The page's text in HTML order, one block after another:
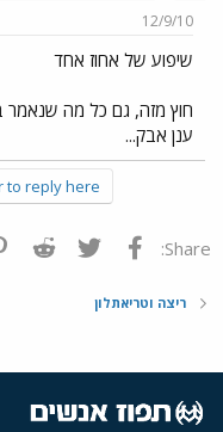
ו
ש
א
ר
12/9/10
שיפוע של אחוז אחד
חוץ מזה, גם כל מה שנאמר
ענן אבק...
to reply here.
Share: פייסבוק Twitter
ריצה וטריאתלון